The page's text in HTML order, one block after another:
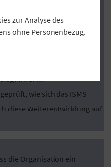
entwickelt sich erst mit
wird somit von einem
bei der
auf die
der Plandokumente
wird. Im
wie sich das ISMS
diese Weiterentwicklung auf
die Organisation ein
zur Analyse des
ohne Personenbezug.